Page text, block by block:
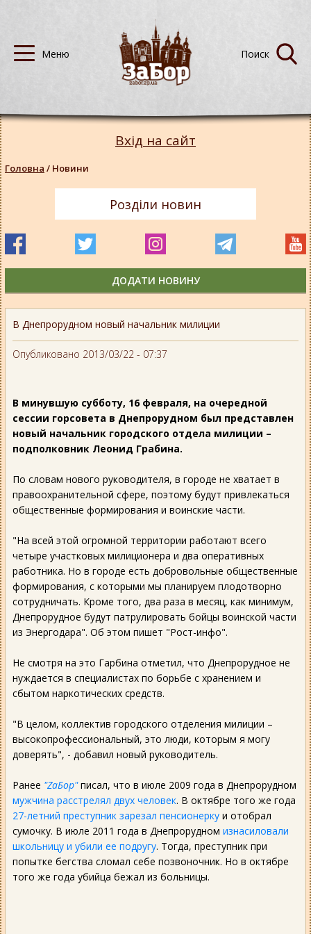
В Днепрорудном новый начальник милиции
Опубликовано 2013/03/22 - 07:37
В минувшую субботу, 16 февраля, на очередной
сессии горсовета в Днепрорудном был представлен
новый начальник городского отдела милиции –
подполковник Леонид Грабина.
По словам нового руководителя, в городе не хватает в
правоохранительной сфере, поэтому будут привлекаться
общественные формирования и воинские части.
"На всей этой огромной территории работают всего
четыре участковых милиционера и два оперативных
работника. Но в городе есть добровольные общественные
формирования, с которыми мы планируем плодотворно
сотрудничать. Кроме того, два раза в месяц, как минимум,
Днепрорудное будут патрулировать бойцы воинской части
из Энергодара". Об этом пишет "Рост-инфо".
Не смотря на это Гарбина отметил, что Днепрорудное не
нуждается в специалистах по борьбе с хранением и
сбытом наркотических средств.
"В целом, коллектив городского отделения милиции –
высокопрофессиональный, это люди, которым я могу
доверять", - добавил новый руководитель.
Ранее "ZaБор"писал, что в июле 2009 года в Днепрорудном
мужчина расстрелял двух человек. В октябре того же года
27-летний преступник зарезал пенсионерку и отобрал
сумочку. В июле 2011 года в Днепрорудном изнасиловали
школьницу и убили ее подругу. Тогда, преступник при
попытке бегства сломал себе позвоночник. Но в октябре
того же года убийца бежал из больницы.
Вхід на сайт
Головна / Новини
Розділи новин
ДОДАТИ НОВИНУ